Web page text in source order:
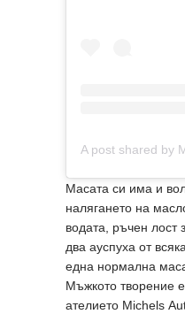
Масата си има и
налягането на
водата, ръчен лост
два ауспуха от
една нормална
Мъжкото творение
ателието Мichels